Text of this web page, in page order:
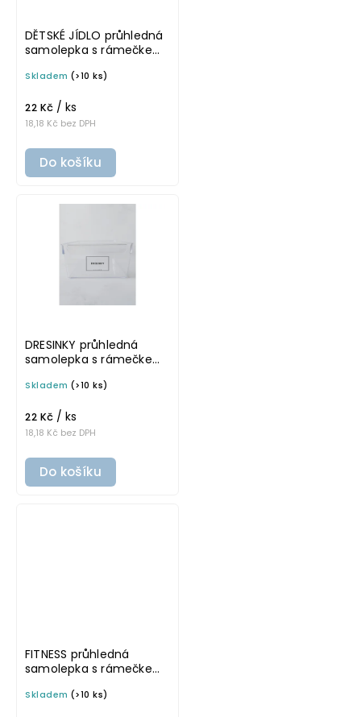
DĚTSKÉ JÍDLO průhledná
samolepka s rámečkem,
4 cm na boxy, šuplíky a
Skladem (>10 ks)
18,18 Kč bez DPH
22 Kč / ks
Do košíku
DRESINKY průhledná
samolepka s rámečkem,
4 cm na boxy, šuplíky a
Skladem (>10 ks)
18,18 Kč bez DPH
22 Kč / ks
Do košíku
FITNESS průhledná
samolepka s rámečkem,
4 cm na boxy, šuplíky a
Skladem (>10 ks)